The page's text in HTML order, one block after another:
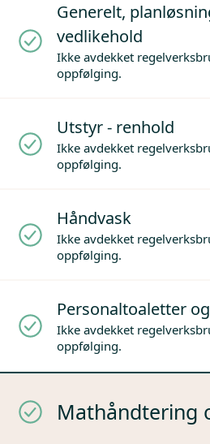
Generelt,
vedlikehold
Ikke avdekket
oppfølging.
Utstyr - renhold
Ikke avdekket
oppfølging.
Håndvask
Ikke avdekket
oppfølging.
Personaltoaletter
Ikke avdekket
oppfølging.
Mathåndtering